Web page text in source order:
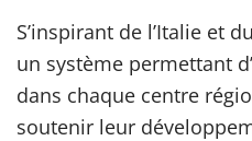
S’inspirant de l’Italie et
un système permettant
dans chaque centre
soutenir leur